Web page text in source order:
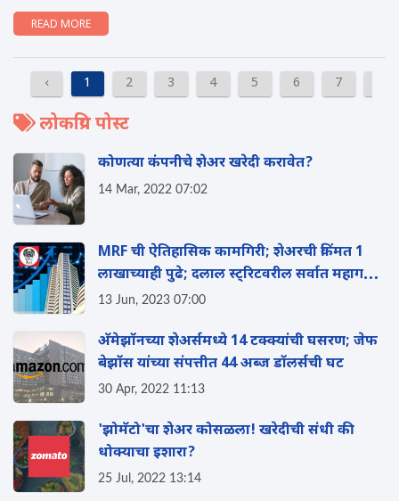
READ MORE
‹ 1 2 3 4 5 6 7
लोकप्रिय पोस्ट
कोणत्या कंपनीचे शेअर खरेदी करावेत?
14 Mar, 2022 07:02
MRF ची ऐतिहासिक कामगिरी; शेअरची किंमत 1
लाखाच्याही पुढे; दलाल स्ट्रिटवरील सर्वात महागडी
कंपनी
13 Jun, 2023 07:00
अ‍ॅमेझॉनच्या शेअर्समध्ये 14 टक्क्यांची घसरण; जेफ
बेझॉस यांच्या संपत्तीत 44 अब्ज डॉलर्सची घट
30 Apr, 2022 11:13
'झोमॅटो'चा शेअर कोसळला! खरेदीची संधी की
धोक्याचा इशारा?
25 Jul, 2022 13:14